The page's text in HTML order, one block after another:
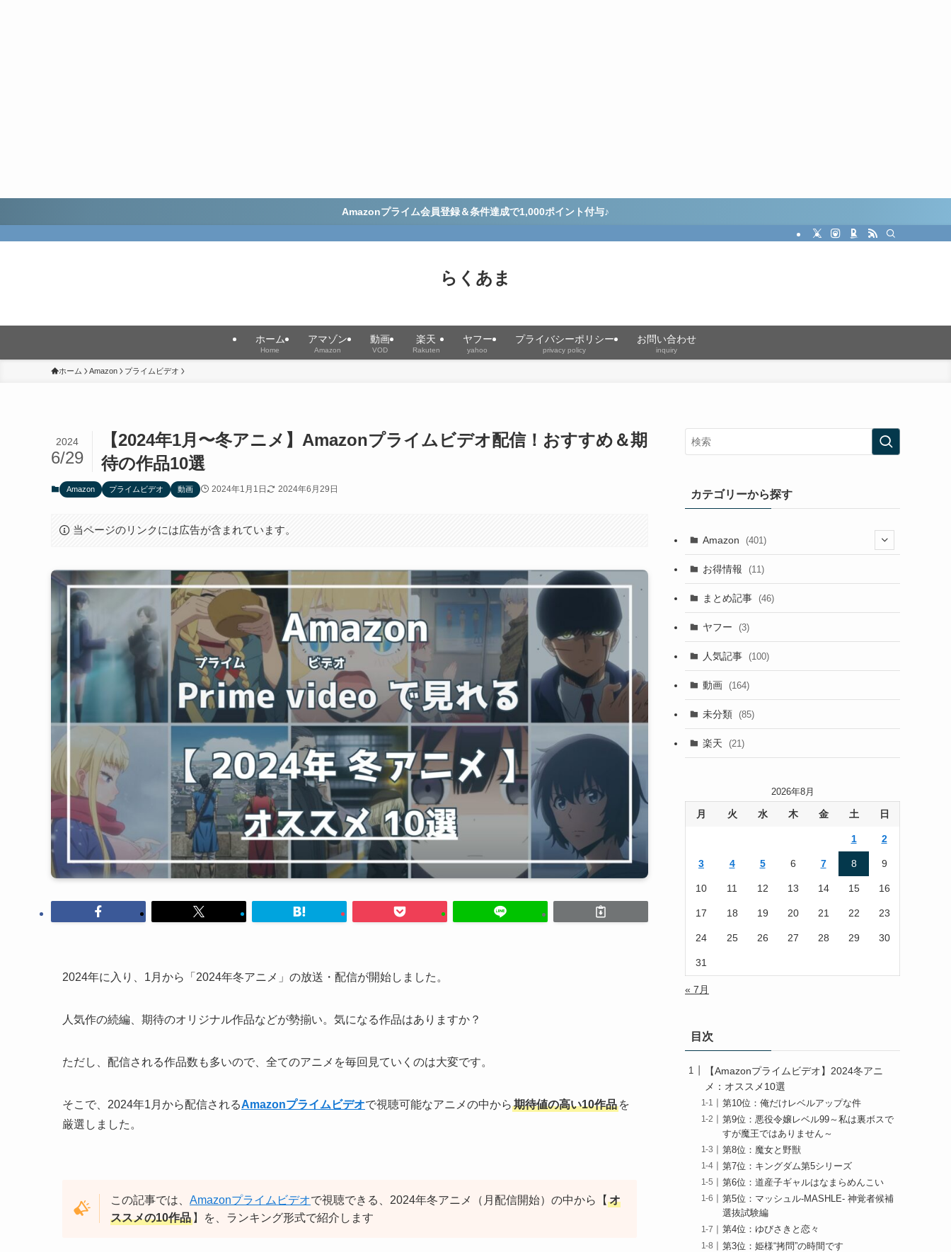
Amazonプライム会員登録＆条件達成で1,000ポイント付与♪
らくあま
ホーム
Home
アマゾン
Amazon
動画
VOD
楽天
Rakuten
ヤフー
yahoo
プライバシーポリシー
privacy policy
お問い合わせ
inquiry
ホーム Amazon プライムビデオ
【2024年1月〜冬アニメ】Amazonプライムビデオ配信！おすすめ＆期
待の作品10選
2024
6/29
Amazon プライムビデオ 動画 2024年1月1日 2024年6月29日
当ページのリンクには広告が含まれています。
2024年に入り、1月から「2024年冬アニメ」の放送・配信が開始しました。
人気作の続編、期待のオリジナル作品などが勢揃い。気になる作品はありますか？
ただし、配信される作品数も多いので、全てのアニメを毎回見ていくのは大変です。
そこで、2024年1月から配信されるAmazonプライムビデオで視聴可能なアニメの中から 期待値の高い10作品 を
厳選しました。
この記事では、 Amazonプライムビデオで視聴できる、2024年冬アニメ（月配信開始）の中から【 オ
ススメの10作品 】を、ランキング形式で紹介します
カテゴリーから探す
Amazon (401)
(105)
(186)
お得情報 (11)
まとめ記事 (46)
ヤフー (3)
人気記事 (100)
動画 (164)
未分類 (85)
楽天 (21)
2026年8月
月 火 水 木 金 土 日
1 2
3 4 5 6 7 8 9
10 11 12 13 14 15 16
17 18 19 20 21 22 23
24 25 26 27 28 29 30
31
« 7月
目次
【Amazonプライムビデオ】2024冬アニ
メ：オススメ10選
第10位：俺だけレベルアップな件
第9位：悪役令嬢レベル99～私は裏ボスで
すが魔王ではありません～
第8位：魔女と野獣
第7位：キングダム第5シリーズ
第6位：道産子ギャルはなまらめんこい
第5位：マッシュル-MASHLE- 神覚者候補
選抜試験編
第4位：ゆびさきと恋々
第3位：姫様“拷問”の時間です